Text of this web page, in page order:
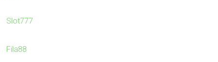
Slot777
Fila88